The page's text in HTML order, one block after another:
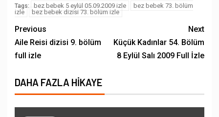
Tags: bez bebek 5 eylül 05.09.2009 izle
bez bebek 73. bölüm
izle
bez bebek dizisi 73. bölüm izle
Previous
Aile Reisi dizisi 9. bölüm
full izle
Next
Küçük Kadınlar 54. Bölüm
8 Eylül Salı 2009 Full İzle
DAHA FAZLA HIKAYE